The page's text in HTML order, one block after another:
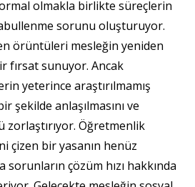
olmakla birlikte süreçlerin
sorunu oluşturuyor.
örüntüleri mesleğin yeniden
fırsat sunuyor. Ancak
yeterince araştırılmamış
şekilde anlaşılmasını ve
zorlaştırıyor. Öğretmenlik
çizen bir yasanın henüz
sorunların çözüm hızı hakkında